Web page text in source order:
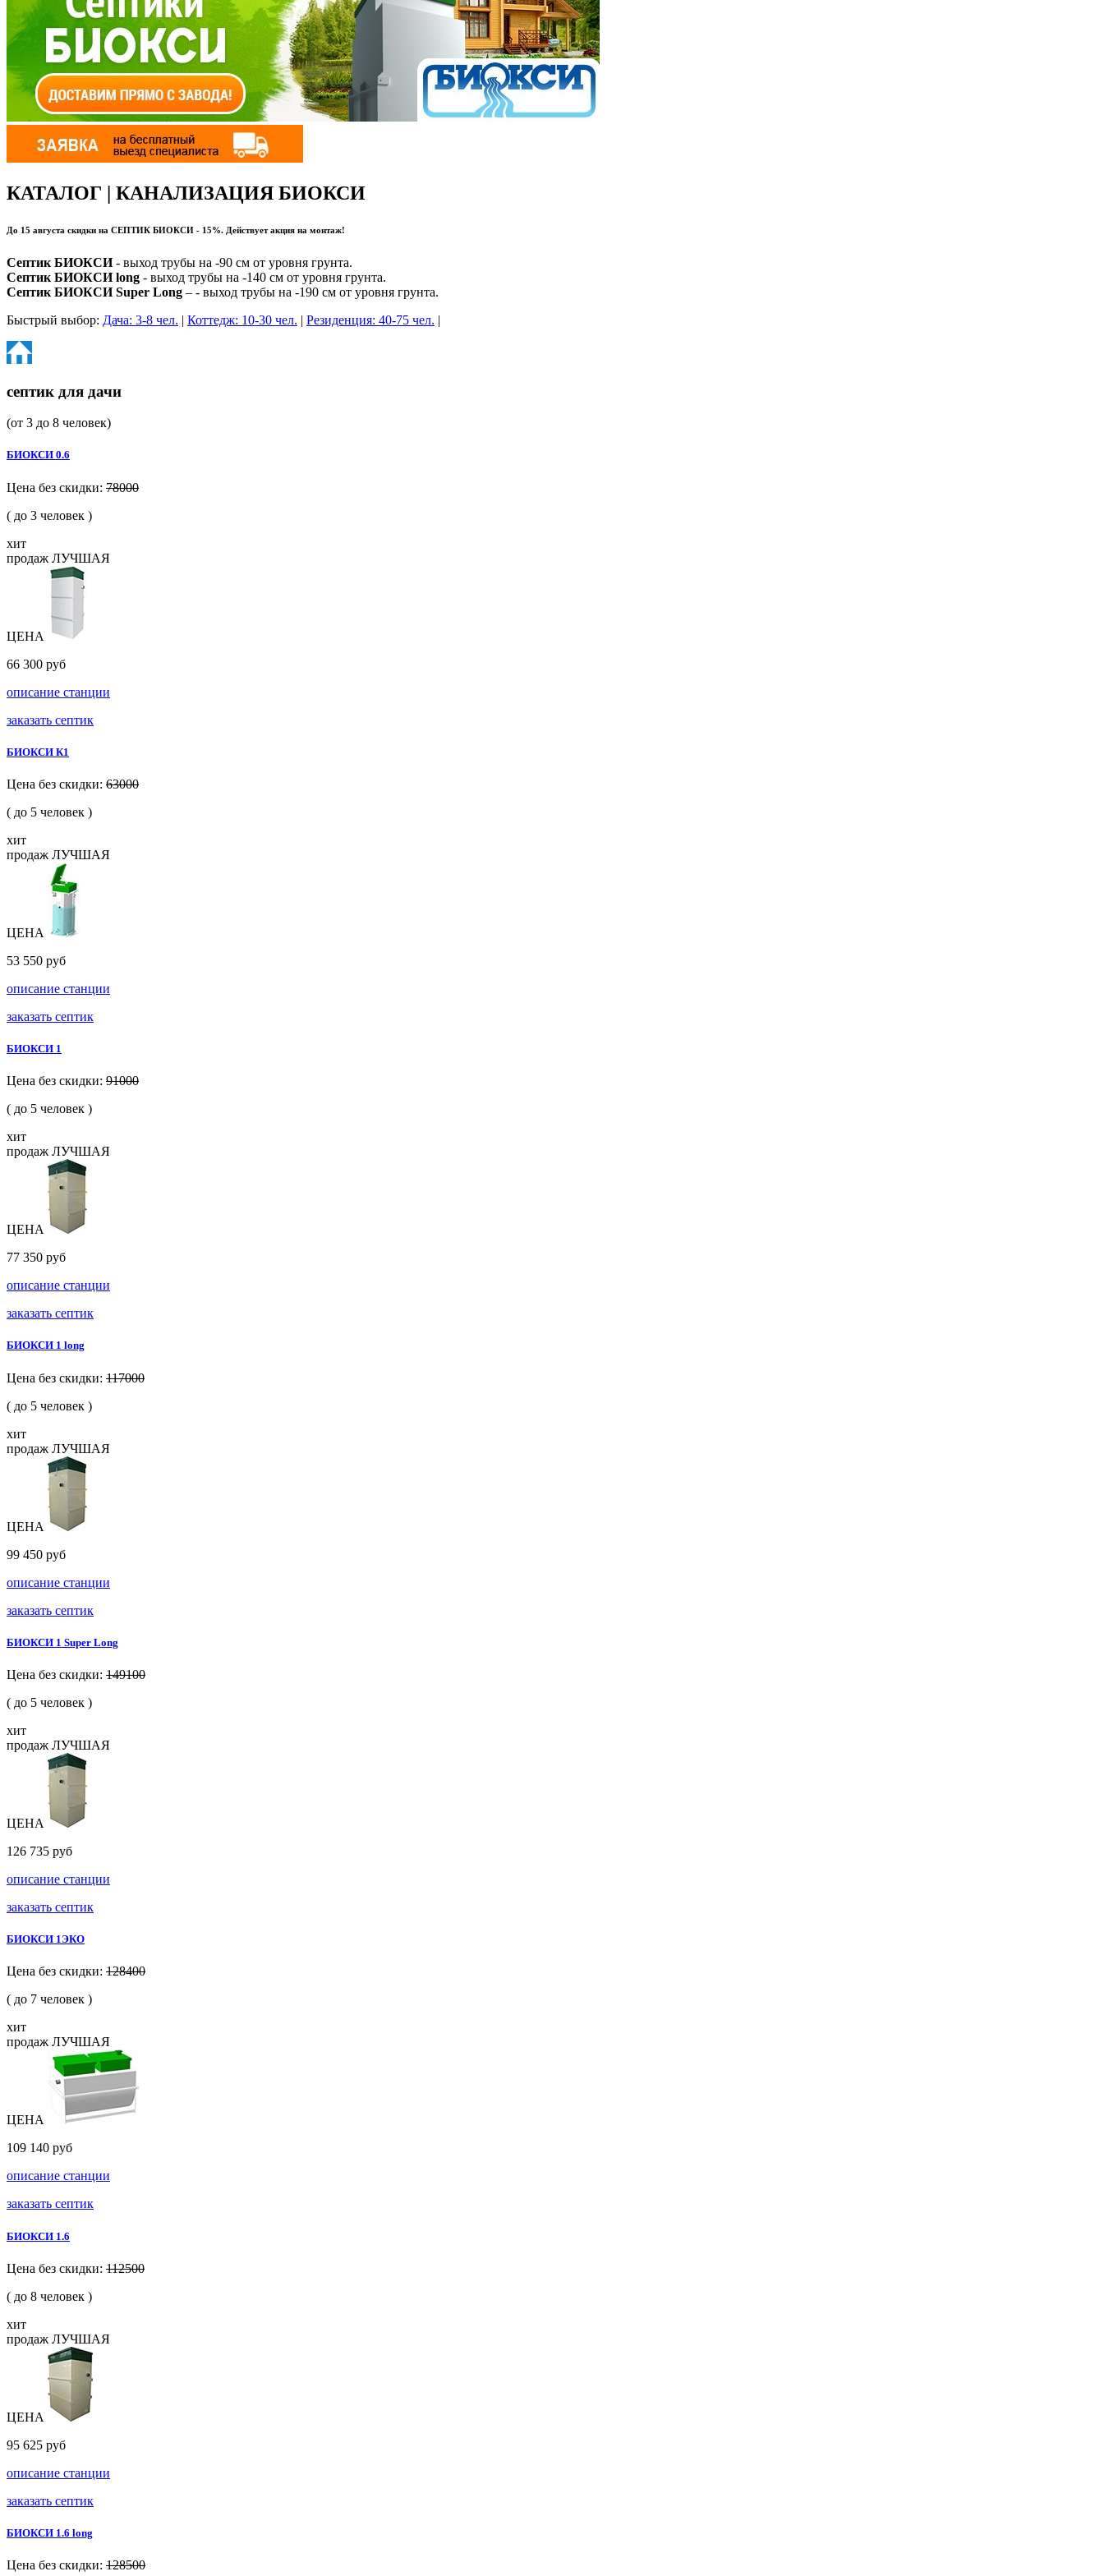
КАТАЛОГ | КАНАЛИЗАЦИЯ БИОКСИ
До 15 августа скидки на СЕПТИК БИОКСИ - 15%. Действует акция на монтаж!
Септик БИОКСИ- выход трубы на -90 см от уровня грунта.
Септик БИОКСИ long - выход трубы на -140 см от уровня грунта.
Септик БИОКСИ Super Long – - выход трубы на -190 см от уровня грунта.
Быстрый выбор: Дача: 3-8 чел. | Коттедж: 10-30 чел. | Резиденция: 40-75 чел. |
септик для дачи
(от 3 до 8 человек)
БИОКСИ 0.6
Цена без скидки: 78000
( до 3 человек )
хит
продаж ЛУЧШАЯ
ЦЕНА
66 300 руб
описание станции
заказать септик
БИОКСИ К1
Цена без скидки: 63000
( до 5 человек )
хит
продаж ЛУЧШАЯ
ЦЕНА
53 550 руб
описание станции
заказать септик
БИОКСИ 1
Цена без скидки: 91000
( до 5 человек )
хит
продаж ЛУЧШАЯ
ЦЕНА
77 350 руб
описание станции
заказать септик
БИОКСИ 1 long
Цена без скидки: 117000
( до 5 человек )
хит
продаж ЛУЧШАЯ
ЦЕНА
99 450 руб
описание станции
заказать септик
БИОКСИ 1 Super Long
Цена без скидки: 149100
( до 5 человек )
хит
продаж ЛУЧШАЯ
ЦЕНА
126 735 руб
описание станции
заказать септик
БИОКСИ 1ЭКО
Цена без скидки: 128400
( до 7 человек )
хит
продаж ЛУЧШАЯ
ЦЕНА
109 140 руб
описание станции
заказать септик
БИОКСИ 1.6
Цена без скидки: 112500
( до 8 человек )
хит
продаж ЛУЧШАЯ
ЦЕНА
95 625 руб
описание станции
заказать септик
БИОКСИ 1.6 long
Цена без скидки: 128500